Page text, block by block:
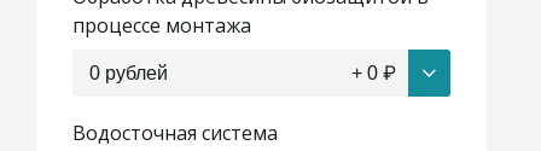
процессе монтажа
0 рублей + 0 ₽
Водосточная система